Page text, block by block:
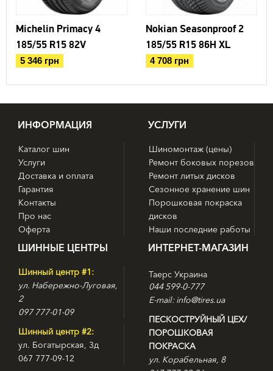
Michelin Primacy 4
185/55 R15 82V
5 346 грн
Nokian Seasonproof 2
185/55 R15 86H XL
4 708 грн
ИНФОРМАЦИЯ
Каталог шин
Услуги
Доставка и оплата
Гарантия
Контакты
Про нас
Оферта
УСЛУГИ
Шиномонтаж (цены)
Ремонт боковых порезов
Ремонт литых дисков
Сезонное хранение шин
Порошковая покраска
дисков
Наши последние работы
ШИННЫЕ ЦЕНТРЫ
Шинный центр #1:
ул. Набережно-Луговая,
2
097 777-01-09
Шинный центр #2:
ул. Богатырская, 3д
067 777-09-12
ИНТЕРНЕТ-МАГАЗИН
Таерс Украина
044 599-0-777
E-mail: info@tires.ua
ПЕСКОСТРУЙНЫЙ ЦЕХ/
ПОРОШКОВАЯ
ПОКРАСКА
ул. Корабельная, 8